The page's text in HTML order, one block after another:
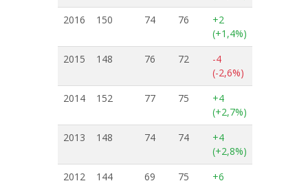
2016
150 74 76
+2
(+1,4%)
2015
148 76 72
-4
(-2,6%)
2014
152 77 75
+4
(+2,7%)
2013
148 74 74
+4
(+2,8%)
2012
144 69 75 +6